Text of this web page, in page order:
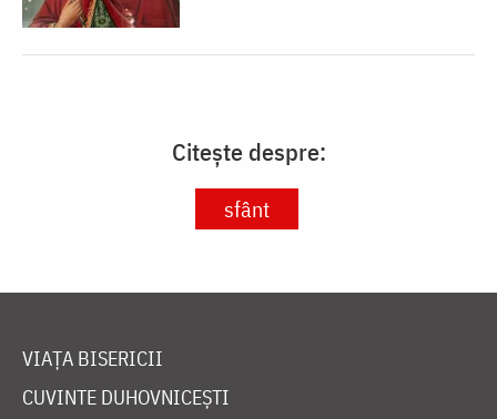
Citește despre:
sfânt
VIAȚA BISERICII
CUVINTE DUHOVNICEȘTI